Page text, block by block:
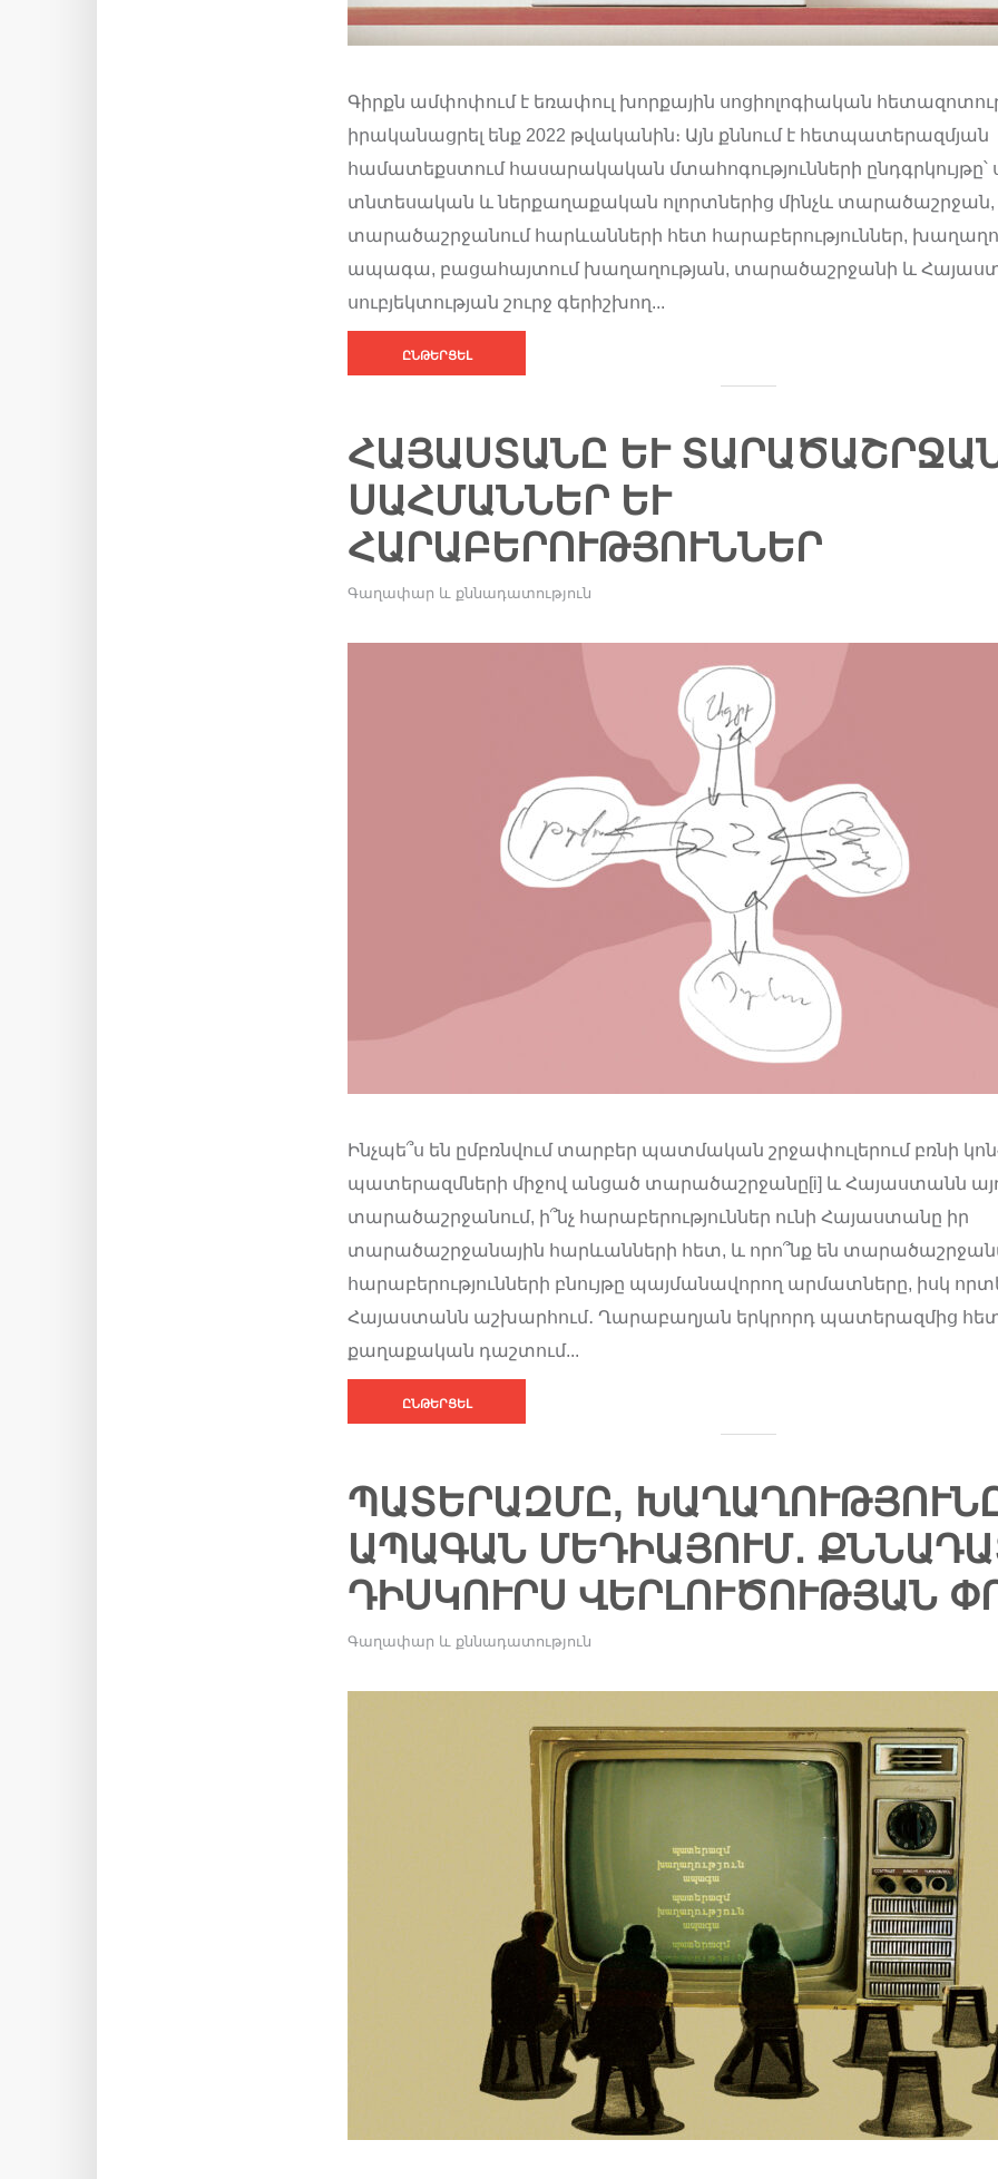
Գիրքն ամփոփում է եռափուլ խորքային սոցիոլոգիական
իրականացրել ենք 2022 թվականին։ Այն քննում է հետպատերազմյան
համատեքստում հասարակական մտահոգությունների ընդգրկույթը՝
տնտեսական և ներքաղաքական ոլորտներից մինչև տարածաշրջան,
տարածաշրջանում հարևանների հետ հարաբերություններ,
ապագա, բացահայտում խաղաղության, տարածաշրջանի և
սուբյեկտության շուրջ գերիշխող...
ԸՆԹԵՐՑԵԼ
ՀԱՅԱՍՏԱՆԸ ԵՒ
ԱՀՄԱՆՆԵՐ ԵՒ ՀԱ
ՐԱԲԵՐՈՒԹՅՈՒՆՆԵՐ
Գաղափար և քննադատություն
Ինչպե՞ս են ըմբռնվում տարբեր պատմական շրջափուլերում բռնի
պատերազմների միջով անցած տարածաշրջանը[i] և Հայաստանն
տարածաշրջանում, ի՞նչ հարաբերություններ ունի Հայաստանը իր
տարածաշրջանային հարևանների հետ, և որո՞նք են
հարաբերությունների բնույթը պայմանավորող արմատները, իսկ
Հայաստանն աշխարհում․ Ղարաբաղյան երկրորդ պատերազմից
քաղաքական դաշտում...
ԸՆԹԵՐՑԵԼ
ՊԱՏԵՐԱԶՄԸ, ԽԱՂԱՂՈՒԹՅՈՒՆԸ
ՊԱԳԱՆ ՄԵԴԻԱՅՈՒՄ․
ԻՍԿՈՒՐՍ ՎԵՐԼՈՒԾՈՒԹՅԱՆ
Գաղափար և քննադատություն